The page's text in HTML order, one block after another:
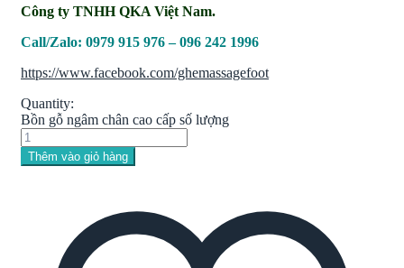
Công ty TNHH QKA Việt Nam.
Call/Zalo: 0979 915 976 – 096 242 1996
https://www.facebook.com/ghemassagefoot
Quantity:
Bồn gỗ ngâm chân cao cấp số lượng
Thêm vào giỏ hàng